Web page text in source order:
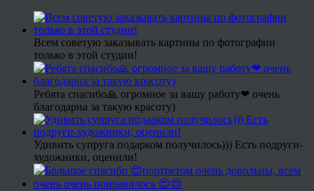
Всем советую заказывать картины по фотографии
только в этой студии!
Ребята спасибо🙏 огромное за вашу работу❤ очень
благодарна за такую красоту)
Удивить супруга подарком получилось))) Есть подруги-
художники, оценили!